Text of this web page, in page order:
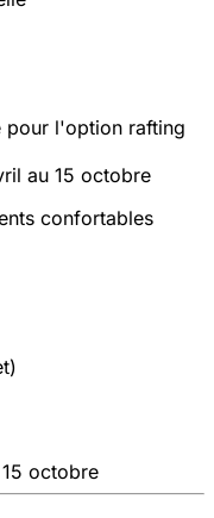
pour l'option rafting
au 15 octobre
confortables
octobre